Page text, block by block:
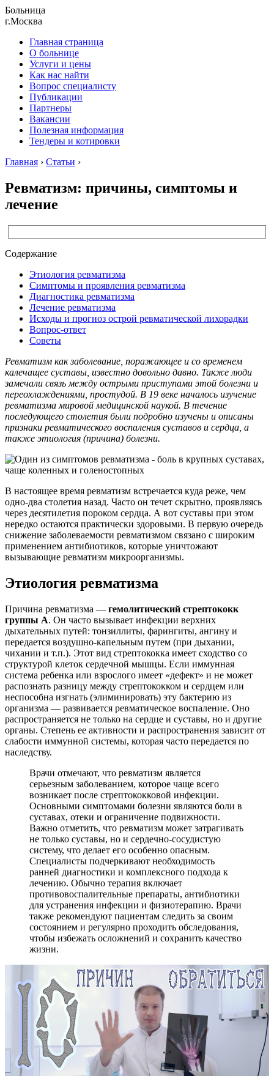
Больница
г.Москва
Главная страница
О больнице
Услуги и цены
Как нас найти
Вопрос специалисту
Публикации
Партнеры
Вакансии
Полезная информация
Тендеры и котировки
Главная › Статьи ›
Ревматизм: причины, симптомы и
лечение
Содержание
Этиология ревматизма
Симптомы и проявления ревматизма
Диагностика ревматизма
Лечение ревматизма
Исходы и прогноз острой ревматической лихорадки
Вопрос-ответ
Советы
Ревматизм как заболевание, поражающее и со временем
калечащее суставы, известно довольно давно. Также люди
замечали связь между острыми приступами этой болезни и
переохлаждениями, простудой. В 19 веке началось изучение
ревматизма мировой медицинской наукой. В течение
последующего столетия были подробно изучены и описаны
признаки ревматического воспаления суставов и сердца, а
также этиология (причина) болезни.
В настоящее время ревматизм встречается куда реже, чем
одно-два столетия назад. Часто он течет скрытно, проявляясь
через десятилетия пороком сердца. А вот суставы при этом
нередко остаются практически здоровыми. В первую очередь
снижение заболеваемости ревматизмом связано с широким
применением антибиотиков, которые уничтожают
вызывающие ревматизм микроорганизмы.
Этиология ревматизма
Причина ревматизма — гемолитический стрептококк
группы А. Он часто вызывает инфекции верхних
дыхательных путей: тонзиллиты, фарингиты, ангину и
передается воздушно-капельным путем (при дыхании,
чихании и т.п.). Этот вид стрептококка имеет сходство со
структурой клеток сердечной мышцы. Если иммунная
система ребенка или взрослого имеет «дефект» и не может
распознать разницу между стрептококком и сердцем или
неспособна изгнать (элиминировать) эту бактерию из
организма — развивается ревматическое воспаление. Оно
распространяется не только на сердце и суставы, но и другие
органы. Степень ее активности и распространения зависит от
слабости иммунной системы, которая часто передается по
наследству.
Врачи отмечают, что ревматизм является
серьезным заболеванием, которое чаще всего
возникает после стрептококковой инфекции.
Основными симптомами болезни являются боли в
суставах, отеки и ограничение подвижности.
Важно отметить, что ревматизм может затрагивать
не только суставы, но и сердечно-сосудистую
систему, что делает его особенно опасным.
Специалисты подчеркивают необходимость
ранней диагностики и комплексного подхода к
лечению. Обычно терапия включает
противовоспалительные препараты, антибиотики
для устранения инфекции и физиотерапию. Врачи
также рекомендуют пациентам следить за своим
состоянием и регулярно проходить обследования,
чтобы избежать осложнений и сохранить качество
жизни.